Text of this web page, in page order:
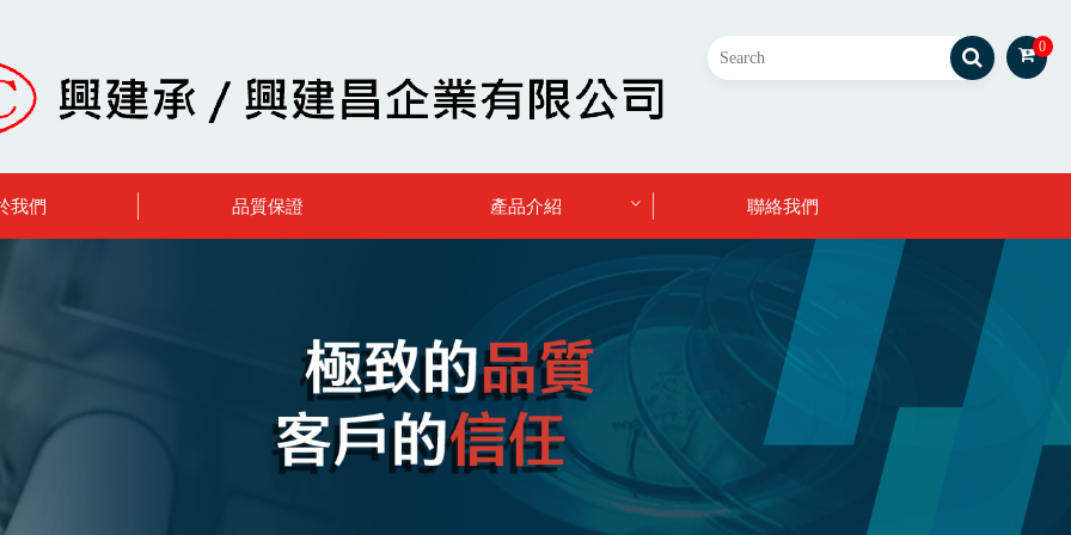
0
我們 品質保證 產品介紹 聯絡我們